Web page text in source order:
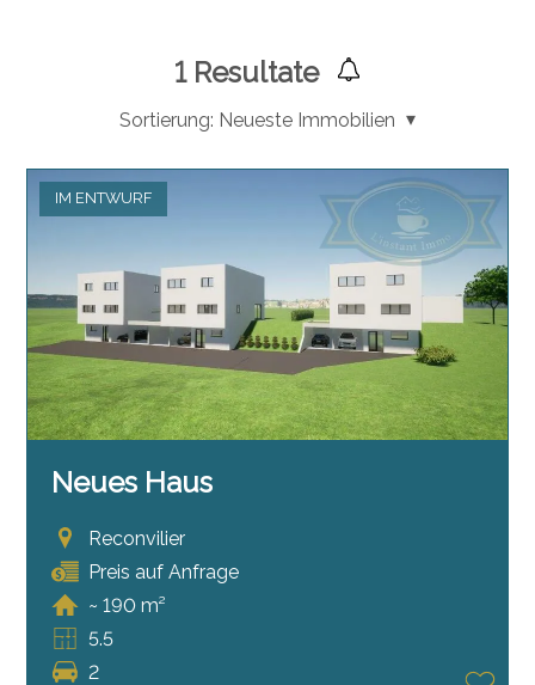
1Resultate
Sortierung: Neueste Immobilien
IM ENTWURF
Neues Haus
Reconvilier
Preis auf Anfrage
~ 190 m²
5.5
2